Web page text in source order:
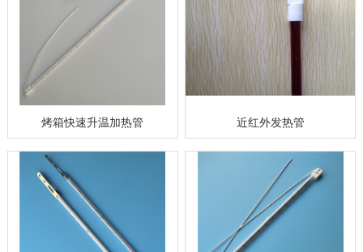
烤箱快速升温加热管 近红外发热管